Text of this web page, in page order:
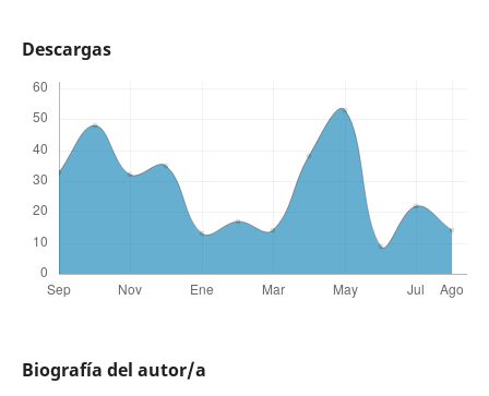
Descargas
Biografía del autor/a